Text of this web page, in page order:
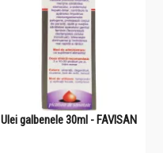
Ulei galbenele 30ml - FAVISAN